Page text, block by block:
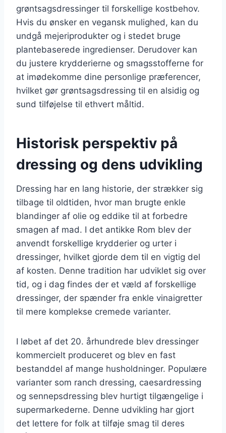
grøntsagsdressinger til forskellige kostbehov.
Hvis du ønsker en vegansk mulighed, kan du
undgå mejeriprodukter og i stedet bruge
plantebaserede ingredienser. Derudover kan
du justere krydderierne og smagsstofferne for
at imødekomme dine personlige præferencer,
hvilket gør grøntsagsdressing til en alsidig og
sund tilføjelse til ethvert måltid.
Historisk perspektiv på
dressing og dens udvikling
Dressing har en lang historie, der strækker sig
tilbage til oldtiden, hvor man brugte enkle
blandinger af olie og eddike til at forbedre
smagen af mad. I det antikke Rom blev der
anvendt forskellige krydderier og urter i
dressinger, hvilket gjorde dem til en vigtig del
af kosten. Denne tradition har udviklet sig over
tid, og i dag findes der et væld af forskellige
dressinger, der spænder fra enkle vinaigretter
til mere komplekse cremede varianter.
I løbet af det 20. århundrede blev dressinger
kommercielt produceret og blev en fast
bestanddel af mange husholdninger. Populære
varianter som ranch dressing, caesardressing
og sennepsdressing blev hurtigt tilgængelige i
supermarkederne. Denne udvikling har gjort
det lettere for folk at tilføje smag til deres